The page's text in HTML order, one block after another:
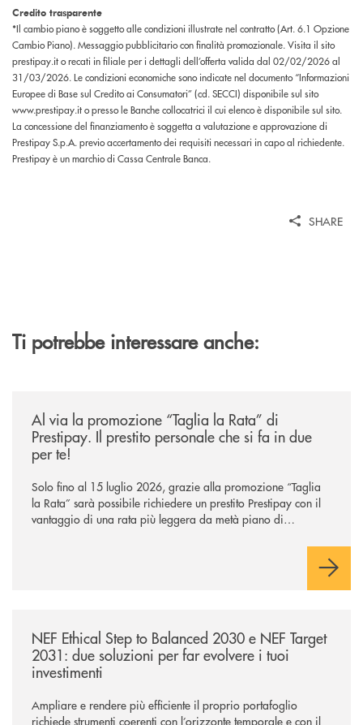
Credito trasparente
*Il cambio piano è soggetto alle condizioni illustrate nel contratto (Art. 6.1 Opzione
Cambio Piano). Messaggio pubblicitario con finalità promozionale. Visita il sito
prestipay.it o recati in filiale per i dettagli dell’offerta valida dal 02/02/2026 al
31/03/2026. Le condizioni economiche sono indicate nel documento “Informazioni
Europee di Base sul Credito ai Consumatori” (cd. SECCI) disponibile sul sito
www.prestipay.it o presso le Banche collocatrici il cui elenco è disponibile sul sito.
La concessione del finanziamento è soggetta a valutazione e approvazione di
Prestipay S.p.A. previo accertamento dei requisiti necessari in capo al richiedente.
Prestipay è un marchio di Cassa Centrale Banca.
SHARE
Ti potrebbe interessare anche:
Al via la promozione “Taglia la Rata” di
Prestipay. Il prestito personale che si fa in due
per te!
Solo fino al 15 luglio 2026, grazie alla promozione “Taglia
la Rata” sarà possibile richiedere un prestito Prestipay con il
vantaggio di una rata più leggera da metà piano di
NEF Ethical Step to Balanced 2030 e NEF Target
2031: due soluzioni per far evolvere i tuoi
investimenti
Ampliare e rendere più efficiente il proprio portafoglio
richiede strumenti coerenti con l’orizzonte temporale e con il